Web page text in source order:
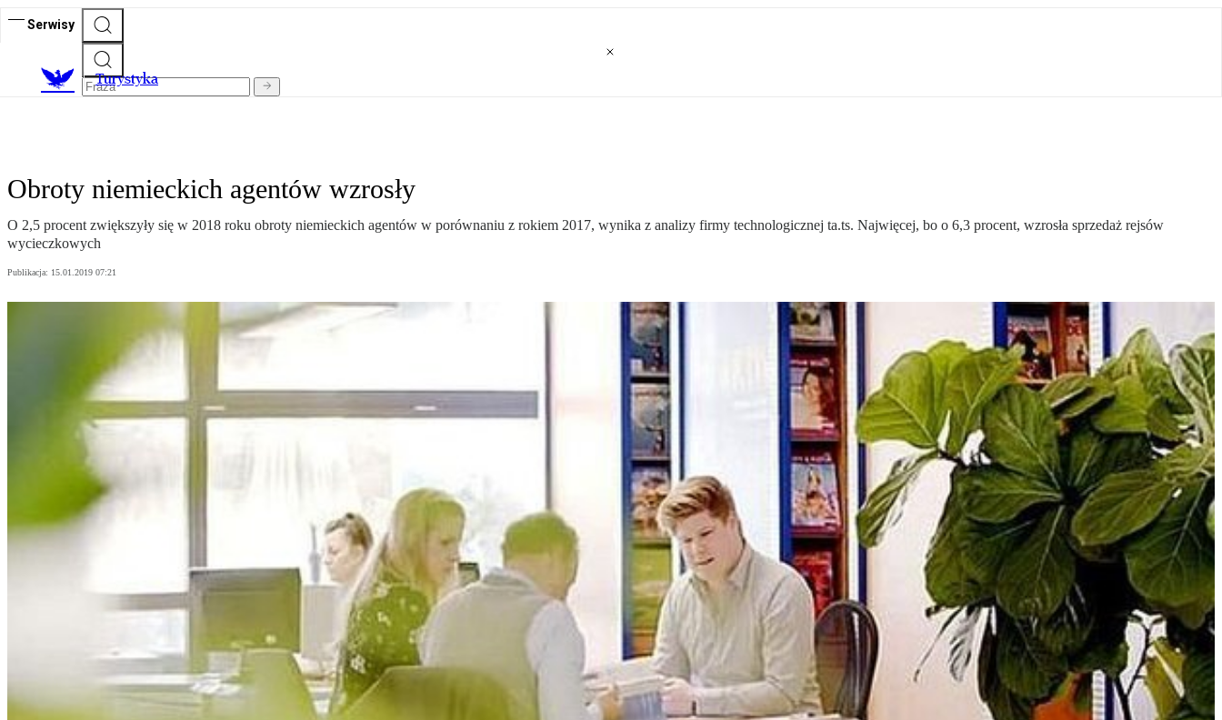
Serwisy
Turystyka
Obroty niemieckich agentów wzrosły
O 2,5 procent zwiększyły się w 2018 roku obroty niemieckich agentów w porównaniu z rokiem 2017, wynika z analizy firmy technologicznej ta.ts. Najwięcej, bo o 6,3 procent, wzrosła sprzedaż rejsów
wycieczkowych
Publikacja: 15.01.2019 07:21